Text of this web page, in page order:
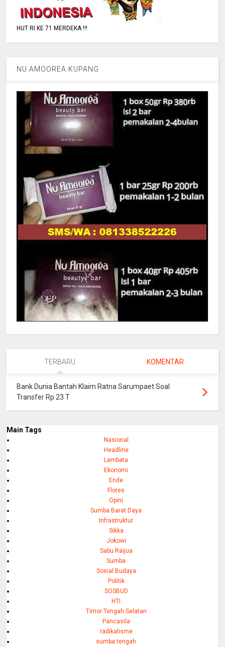
HUT RI KE 71 MERDEKA !!!
NU AMOOREA KUPANG
TERBARU KOMENTAR
Bank Dunia Bantah Klaim Ratna Sarumpaet Soal
Transfer Rp 23 T
Main Tags
Nasional
Headline
Lembata
Ekonomi
Ende
Flores
Opini
Sumba Barat Daya
Infrastruktur
Sikka
Jokowi
Sabu Raijua
Sumba
Sosial Budaya
Politik
SOSBUD
HTI
Timor Tengah Selatan
Pancasila
radikalisme
sumba tengah